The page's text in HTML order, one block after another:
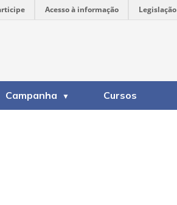
Acesso à informação Legislação
Campanha Cursos